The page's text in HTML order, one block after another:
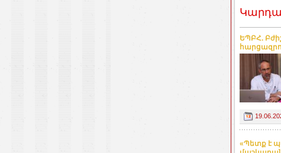
ԵՊԲՀ.
«Պետք է